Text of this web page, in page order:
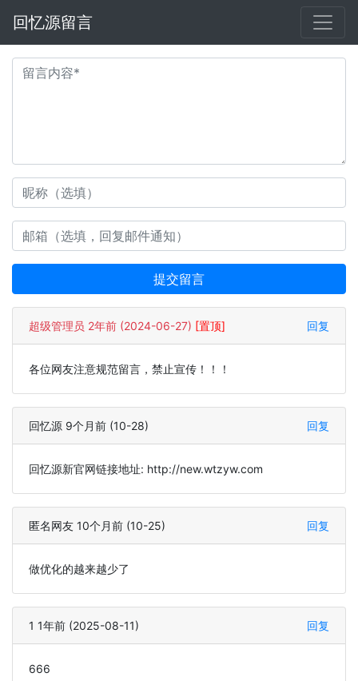
回忆源留言
提交留言
超级管理员 2年前 (2024-06-27) [置顶] 回复
各位网友注意规范留言，禁止宣传！！！
回忆源 9个月前 (10-28) 回复
回忆源新官网链接地址: http://new.wtzyw.com
匿名网友 10个月前 (10-25) 回复
做优化的越来越少了
1 1年前 (2025-08-11) 回复
666